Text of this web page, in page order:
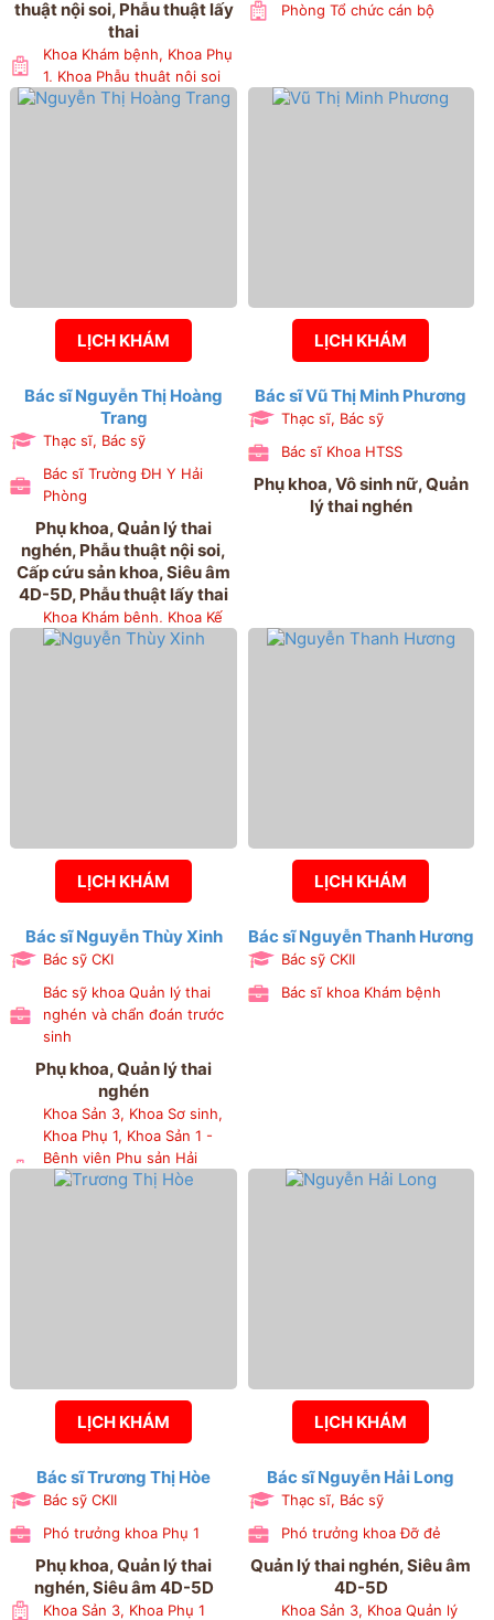
thuật nội soi, Phẫu thuật lấy
thai
Khoa Khám bệnh, Khoa Phụ
1, Khoa Phẫu thuật nội soi
Phòng Tổ chức cán bộ
LỊCH KHÁM
Bác sĩ Nguyễn Thị Hoàng
Trang
Thạc sĩ, Bác sỹ
Bác sĩ Trường ĐH Y Hải
Phòng
Phụ khoa, Quản lý thai
nghén, Phẫu thuật nội soi,
Cấp cứu sản khoa, Siêu âm
4D-5D, Phẫu thuật lấy thai
Khoa Khám bệnh, Khoa Kế
hoạch hóa gia đình, Khoa
LỊCH KHÁM
Bác sĩ Vũ Thị Minh Phương
Thạc sĩ, Bác sỹ
Bác sĩ Khoa HTSS
Phụ khoa, Vô sinh nữ, Quản
lý thai nghén
LỊCH KHÁM
Bác sĩ Nguyễn Thùy Xinh
Bác sỹ CKI
Bác sỹ khoa Quản lý thai
nghén và chẩn đoán trước
sinh
Phụ khoa, Quản lý thai
nghén
Khoa Sản 3, Khoa Sơ sinh,
Khoa Phụ 1, Khoa Sản 1 -
Bệnh viện Phụ sản Hải
Phòng, Phòng Chỉ đạo
LỊCH KHÁM
Bác sĩ Nguyễn Thanh Hương
Bác sỹ CKII
Bác sĩ khoa Khám bệnh
LỊCH KHÁM
Bác sĩ Trương Thị Hòe
Bác sỹ CKII
Phó trưởng khoa Phụ 1
Phụ khoa, Quản lý thai
nghén, Siêu âm 4D-5D
Khoa Sản 3, Khoa Phụ 1
LỊCH KHÁM
Bác sĩ Nguyễn Hải Long
Thạc sĩ, Bác sỹ
Phó trưởng khoa Đỡ đẻ
Quản lý thai nghén, Siêu âm
4D-5D
Khoa Sản 3, Khoa Quản lý